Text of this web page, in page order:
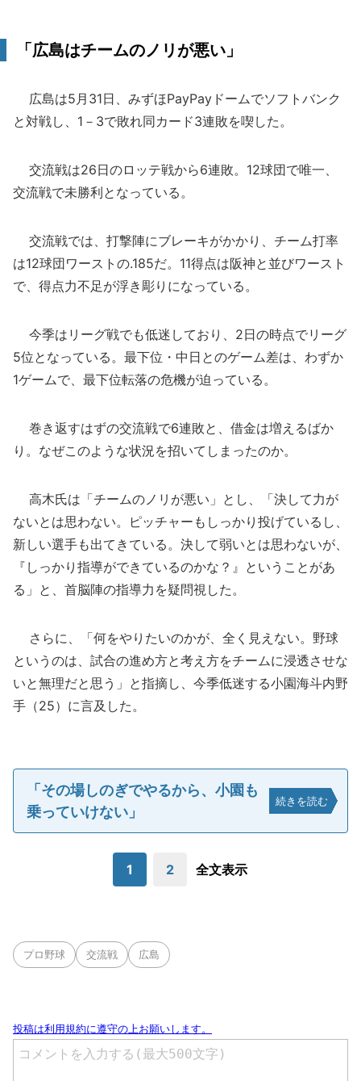
「広島はチームのノリが悪い」
広島は5月31日、みずほPayPayドームでソフトバンク
と対戦し、1－3で敗れ同カード3連敗を喫した。
交流戦は26日のロッテ戦から6連敗。12球団で唯一、
交流戦で未勝利となっている。
交流戦では、打撃陣にブレーキがかかり、チーム打率
は12球団ワーストの.185だ。11得点は阪神と並びワースト
で、得点力不足が浮き彫りになっている。
今季はリーグ戦でも低迷しており、2日の時点でリーグ
5位となっている。最下位・中日とのゲーム差は、わずか
1ゲームで、最下位転落の危機が迫っている。
巻き返すはずの交流戦で6連敗と、借金は増えるばか
り。なぜこのような状況を招いてしまったのか。
高木氏は「チームのノリが悪い」とし、「決して力が
ないとは思わない。ピッチャーもしっかり投げているし、
新しい選手も出てきている。決して弱いとは思わないが、
『しっかり指導ができているのかな？』ということがあ
る」と、首脳陣の指導力を疑問視した。
さらに、「何をやりたいのかが、全く見えない。野球
というのは、試合の進め方と考え方をチームに浸透させな
いと無理だと思う」と指摘し、今季低迷する小園海斗内野
手（25）に言及した。
「その場しのぎでやるから、小園も
乗っていけない」
続きを読む
1 2 全文表示
プロ野球 交流戦 広島